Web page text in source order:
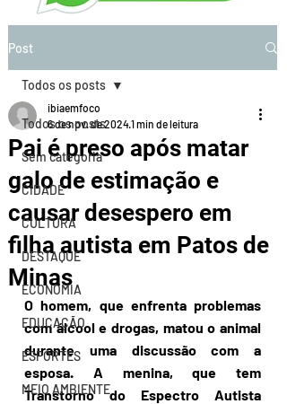
Post
Todos os posts
Sem categoria
CIDADE
CULTURA
DESTAQUE
ECONOMIA
EDUCAÇÃO
ESPORTES
MEIO AMBIENTE
Todos os posts
Pai é preso após matar
galo de estimação e
causar desespero em
filha autista em Patos de
Minas
ibiaemfoco
6 de nov. de 20241 min de leitura
O homem, que enfrenta problemas
com álcool e drogas, matou o animal
durante uma discussão com a
esposa. A menina, que tem
Transtorno do Espectro Autista